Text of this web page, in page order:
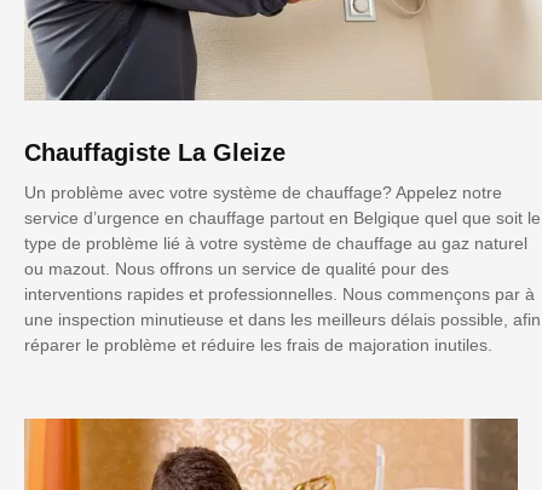
Chauffagiste La Gleize
Un problème avec votre système de chauffage? Appelez notre
service d’urgence en chauffage partout en Belgique quel que soit le
type de problème lié à votre système de chauffage au gaz naturel
ou mazout. Nous offrons un service de qualité pour des
interventions rapides et professionnelles. Nous commençons par à
une inspection minutieuse et dans les meilleurs délais possible, afin
réparer le problème et réduire les frais de majoration inutiles.